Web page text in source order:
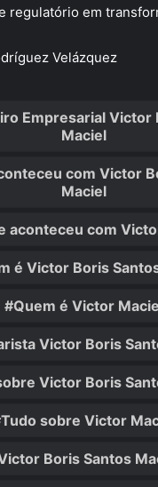
regulatório em
Velázquez
Empresarial Victor
Maciel
com Victor
Maciel
aconteceu com
é Victor Boris
Quem é Victor
Victor Boris
Victor Boris
Tudo sobre Victor
Boris Santos